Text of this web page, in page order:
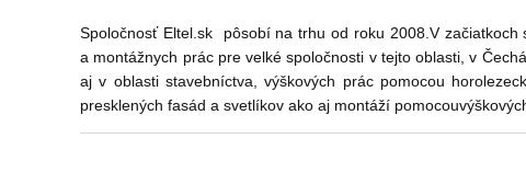
Spoločnosť Eltel.sk pôsobí na trhu od roku 2008.V
a montážnych prác pre velké spoločnosti v tejto oblasti, v
aj v oblasti stavebníctva, výškových prác pomocou
presklených fasád a svetlíkov ako aj montáží